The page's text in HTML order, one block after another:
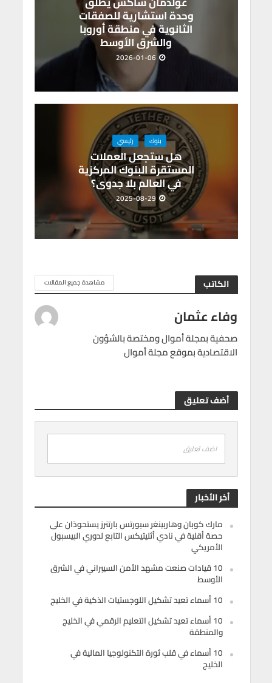
وحدة استشارية للصفقات
الثانوية في منطقة أوروبا
والشرق الأوسط
2026-01-06
بنوك رئيسي
هل ستجعل العملات
المستقرة البنوك المركزية
في العالم بلا جدوى؟
2025-08-29
الكاتب مشاهدة جميع المقالات
وفاء عثمان
صحفية بمجلة أموال ومختصة بالشؤون
الاقتصادية بموقع مجلة أموال
أضف تعليق
اضف تعليق
أخر الأخبار
مارك كوبان وهاربينغر سبورتس بارتنرز يستحوذان على
حصة أقلية في نادي أثليتيكس التابع لدوري البيسبول
الأمريكي
10 قيادات صنعت مشهد الأمن السيبراني في الشرق
الأوسط
10 أسماء تعيد تشكيل اللوجستيات الذكية في الخليج
10 أسماء تعيد تشكيل التعليم الرقمي في الخليج
والمنطقة
10 أسماء في قلب ثورة التكنولوجيا المالية في
الخليج